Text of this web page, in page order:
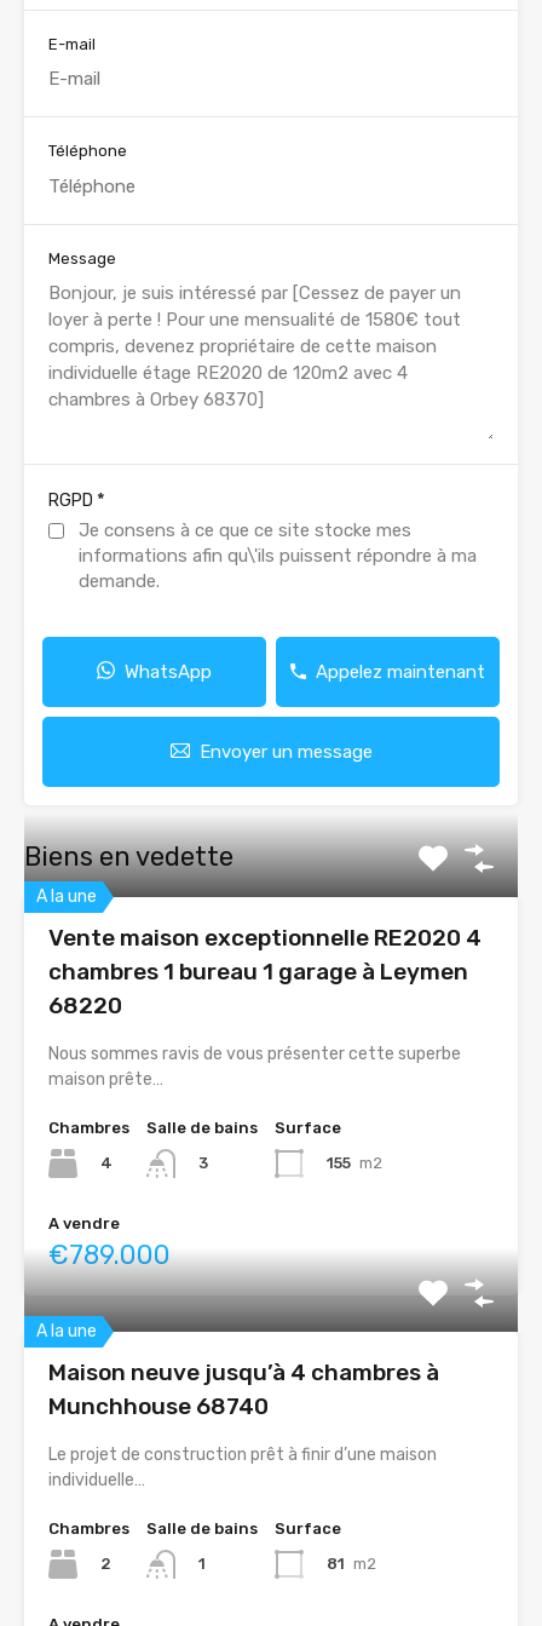
E-mail
Téléphone
Message
RGPD *
Je consens à ce que ce site stocke mes
informations afin qu\'ils puissent répondre à ma
demande.
WhatsApp Appelez maintenant
Envoyer un message
Biens en vedette
A la une
Vente maison exceptionnelle RE2020 4
chambres 1 bureau 1 garage à Leymen
68220
Nous sommes ravis de vous présenter cette superbe
maison prête…
Chambres
4
Salle de bains
3
Surface
155 m2
A vendre
€789.000
A la une
Maison neuve jusqu’à 4 chambres à
Munchhouse 68740
Le projet de construction prêt à finir d’une maison
individuelle…
Chambres
2
Salle de bains
1
Surface
81 m2